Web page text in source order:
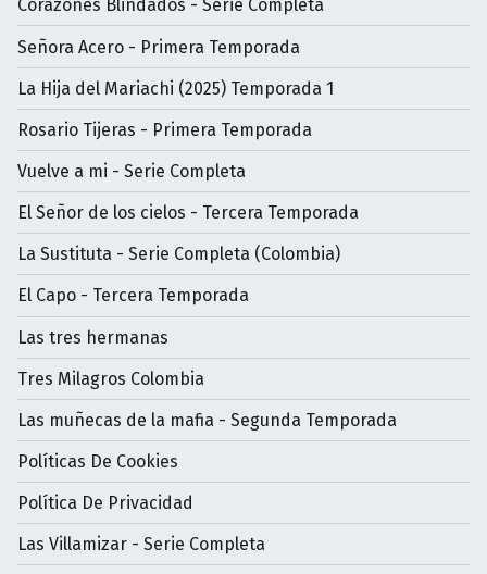
Corazones Blindados - Serie Completa
Señora Acero - Primera Temporada
La Hija del Mariachi (2025) Temporada 1
Rosario Tijeras - Primera Temporada
Vuelve a mi - Serie Completa
El Señor de los cielos - Tercera Temporada
La Sustituta - Serie Completa (Colombia)
El Capo - Tercera Temporada
Las tres hermanas
Tres Milagros Colombia
Las muñecas de la mafia - Segunda Temporada
Políticas De Cookies
Política De Privacidad
Las Villamizar - Serie Completa